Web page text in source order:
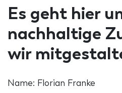
Es geht hier
nachhaltige
wir
Name: Florian Franke